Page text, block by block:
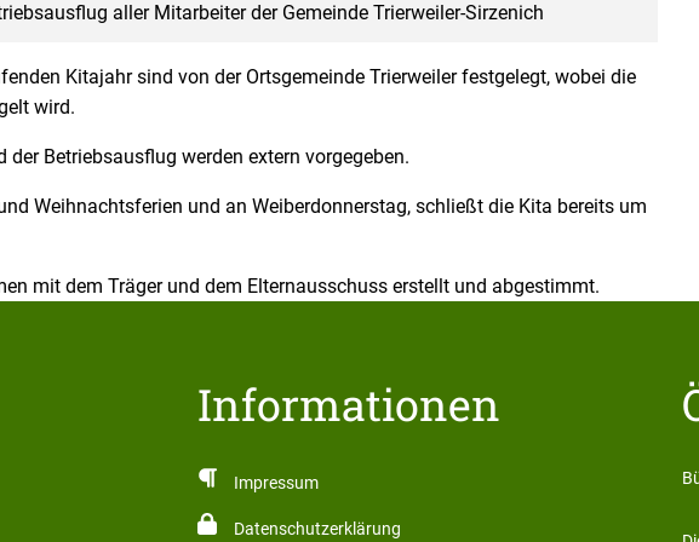
aller Mitarbeiter der Gemeinde Trierweiler-Sirzenich
Kitajahr sind von der Ortsgemeinde Trierweiler festgelegt, wobei die
wird.
Betriebsausflug werden extern vorgegeben.
Weihnachtsferien und an Weiberdonnerstag, schließt die Kita bereits um
mit dem Träger und dem Elternausschuss erstellt und abgestimmt.
Informationen
Impressum
Datenschutzerklärung